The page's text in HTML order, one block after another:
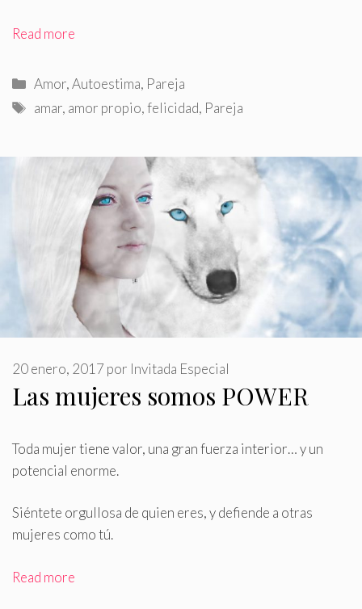
Read more
Categorías
Amor,Autoestima, Pareja
Etiquetas
amar, amor propio,felicidad, Pareja
Las mujeres somos POWER
20 enero, 2017 por Invitada Especial
Toda mujer tiene valor, una gran fuerza interior… y un
potencial enorme.
Siéntete orgullosa de quien eres, y defiende a otras
mujeres como tú.
Read more